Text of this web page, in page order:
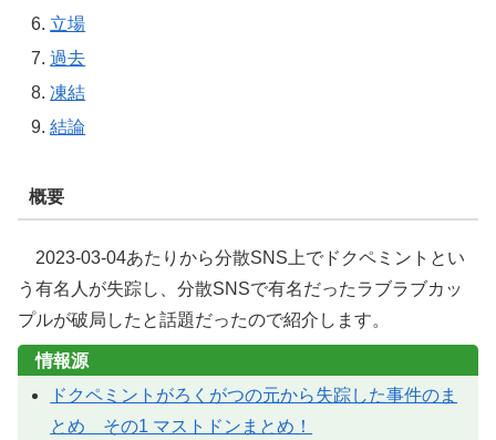
立場
過去
凍結
結論
概要
2023-03-04あたりから分散SNS上でドクペミントとい
う有名人が失踪し、分散SNSで有名だったラブラブカッ
プルが破局したと話題だったので紹介します。
情報源
ドクペミントがろくがつの元から失踪した事件のま
とめ その1 マストドンまとめ！